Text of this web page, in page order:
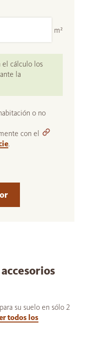
m²
el cálculo los
la
o no
con el
.
su suelo en sólo 2
todos los